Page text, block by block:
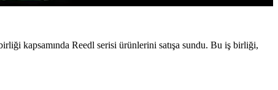
kapsamında Reedl serisi ürünlerini satışa sundu. Bu iş birliği,